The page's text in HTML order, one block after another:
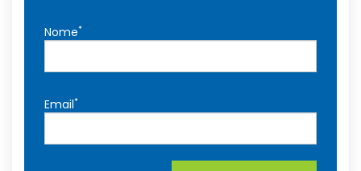
Nome*
Email*